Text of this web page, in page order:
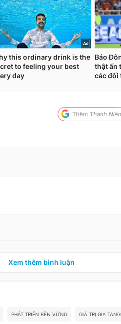
Xem thêm bình luận
PHÁT TRIỂN BỀN VỮNG GIÁ TRỊ GIA TĂNG